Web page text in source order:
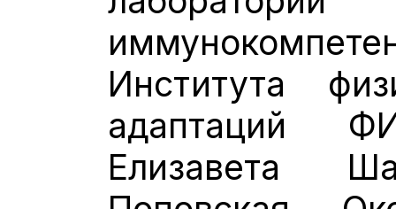
Института
адаптаций
Елизавета